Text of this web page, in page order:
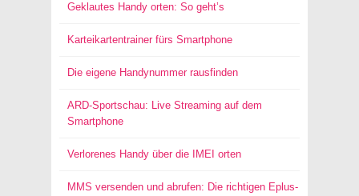
Geklautes Handy orten: So geht’s
Karteikartentrainer fürs Smartphone
Die eigene Handynummer rausfinden
ARD-Sportschau: Live Streaming auf dem
Smartphone
Verlorenes Handy über die IMEI orten
MMS versenden und abrufen: Die richtigen Eplus-